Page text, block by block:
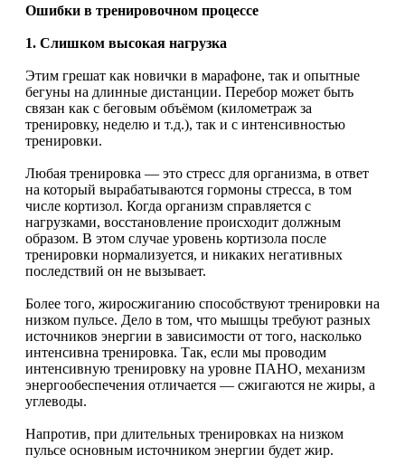
Ошибки в тренировочном процессе
1. Слишком высокая нагрузка
Этим грешат как новички в марафоне, так и опытные
бегуны на длинные дистанции. Перебор может быть
связан как с беговым объёмом (километраж за
тренировку, неделю и т.д.), так и с интенсивностью
тренировки.
Любая тренировка — это стресс для организма, в ответ
на который вырабатываются гормоны стресса, в том
числе кортизол. Когда организм справляется с
нагрузками, восстановление происходит должным
образом. В этом случае уровень кортизола после
тренировки нормализуется, и никаких негативных
последствий он не вызывает.
Более того, жиросжиганию способствуют тренировки на
низком пульсе. Дело в том, что мышцы требуют разных
источников энергии в зависимости от того, насколько
интенсивна тренировка. Так, если мы проводим
интенсивную тренировку на уровне ПАНО, механизм
энергообеспечения отличается — сжигаются не жиры, а
углеводы.
Напротив, при длительных тренировках на низком
пульсе основным источником энергии будет жир.